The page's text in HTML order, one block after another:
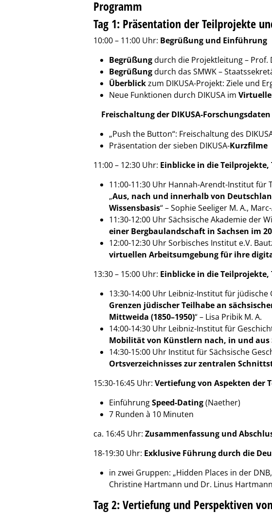
Programm
Tag 1: Präsentation der Teilprojekte
10:00 – 11:00 Uhr: Begrüßung und Einführung
Begrüßungdurch die Projektleitung – Prof.
Begrüßungdurch das SMWK –
Überblickzum DIKUSA-Projekt: Ziele und
Neue Funktionen durch DIKUSA im
Freischaltung der DIKUSA-Forschungsdaten
„Push the Button“: Freischaltung des
Präsentation der sieben DIKUSA-Kurzfilme
11:00 – 12:30 Uhr: Einblicke in die Teilprojekte,
11:00-11:30 Uhr Hannah-Arendt-Institut für
„Aus, nach und innerhalb von
Wissensbasis“ – Sophie Seeliger M. A.,
11:30-12:00 Uhr Sächsische Akademie der
einer Bergbaulandschaft in Sachsen im
12:00-12:30 Uhr Sorbisches Institut e.V.
virtuellen Arbeitsumgebung für ihre
13:30 – 15:00 Uhr: Einblicke in die Teilprojekte,
13:30-14:00 Uhr Leibniz-Institut für jüdische
Grenzen jüdischer Teilhabe an
Mittweida (1850–1950)“ – Lisa Pribik M. A.
14:00-14:30 Uhr Leibniz-Institut für
Mobilität von Künstlern nach, in und aus
14:30-15:00 Uhr Institut für Sächsische
Ortsverzeichnisses zur zentralen
15:30-16:45 Uhr: Vertiefung von Aspekten der
EinführungSpeed-Dating(Naether)
7 Runden à 10 Minuten
ca. 16:45 Uhr: Zusammenfassung und
18-19:30 Uhr: Exklusive Führung durch die
in zwei Gruppen: „Hidden Places in der
Christine Hartmann und Dr. Linus
Tag 2: Vertiefung und Perspektiven